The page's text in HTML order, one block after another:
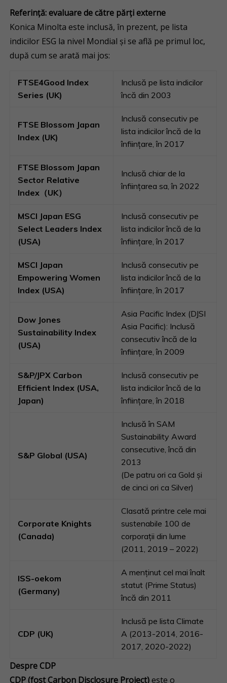
Referință: evaluare de către părți externe
Konica Minolta este inclusă, în prezent, pe lista
indicilor ESG la nivel Mondial și se află pe primul loc,
după cum se arată mai jos:
FTSE4Good Index
Series (UK)
Inclusă pe lista indicilor
încă din 2003
FTSE Blossom Japan
Index (UK)
Inclusă consecutiv pe
lista indicilor încă de la
înființare, în 2017
FTSE Blossom Japan
Sector Relative
Index （UK）
Inclusă chiar de la
înființarea sa, în 2022
MSCI Japan ESG
Select Leaders Index
(USA)
Inclusă consecutiv pe
lista indicilor încă de la
înființare, în 2017
MSCI Japan
Empowering Women
Index (USA)
Inclusă consecutiv pe
lista indicilor încă de la
înființare, în 2017
Dow Jones
Sustainability Index
(USA)
Asia Pacific Index (DJSI
Asia Pacific): Inclusă
consecutiv încă de la
înființare, în 2009
S&P/JPX Carbon
Efficient Index (USA,
Japan)
Inclusă consecutiv pe
lista indicilor încă de la
înființare, în 2018
S&P Global (USA)
Inclusă în SAM
Sustainability Award
consecutive, încă din
2013
(De patru ori ca Gold și
de cinci ori ca Silver)
Corporate Knights
(Canada)
Clasată printre cele mai
sustenabile 100 de
corporații din lume
(2011, 2019 – 2022)
ISS-oekom
(Germany)
A menținut cel mai înalt
statut (Prime Status)
încă din 2011
CDP (UK)
Inclusă pe lista Climate
A (2013-2014, 2016-
2017, 2020-2022)
Despre CDP
CDP (fost Carbon Disclosure Project)este o